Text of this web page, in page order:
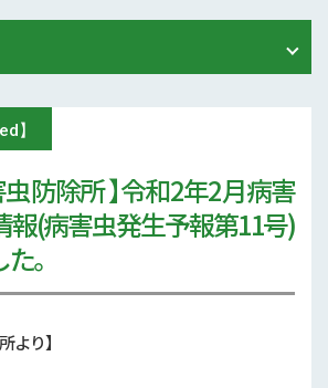
】
虫防除所 】令和2年2月病害
報(病害虫発生予報第11号)
。
より】
関連情報